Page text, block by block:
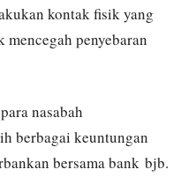
kontak fisik yang
mencegah penyebaran
nasabah
berbagai keuntungan
bersama bank bjb.